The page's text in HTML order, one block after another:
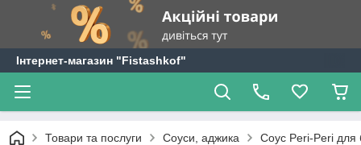
Інтернет-магазин "Fistashkof"
Товари та послуги Соуси, аджика Соус Peri-Peri для